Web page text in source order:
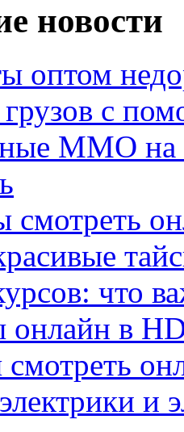
новости
оптом
с
MMO
смотреть
что
в
и